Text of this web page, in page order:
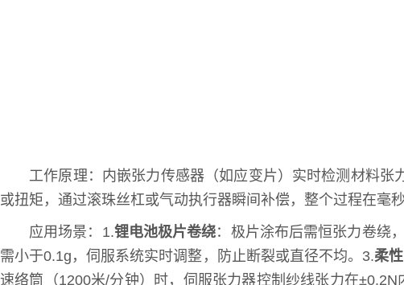
工作原理：内嵌张力传感器（如应变片）实时检测材料
或扭矩，通过滚珠丝杠或气动执行器瞬间补偿，整个过程在毫
应用场景：1.锂电池极片卷绕：极片涂布后需恒张力卷绕
需小于0.1g，伺服系统实时调整，防止断裂或直径不均。3.柔
速络筒（1200米/分钟）时，伺服张力器控制纱线张力在±0.2N